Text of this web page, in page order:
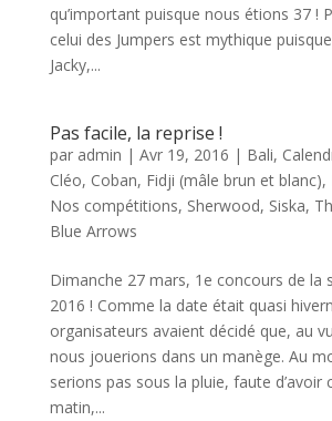
qu’important puisque nous étions 37 !
celui des Jumpers est mythique
Jacky,...
Pas facile, la reprise !
par admin | Avr 19, 2016 | Bali,
Cléo, Coban, Fidji (mâle brun et blanc),
Nos compétitions, Sherwood, Siska,
Blue Arrows
Dimanche 27 mars, 1e concours de la
2016 ! Comme la date était quasi
organisateurs avaient décidé que, au
nous jouerions dans un manège. Au
serions pas sous la pluie, faute d’avoir
matin,...